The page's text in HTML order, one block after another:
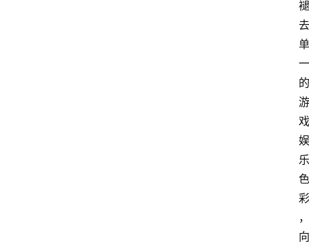
褪
去
单
一
的
游
戏
娱
乐
色
彩
，
向